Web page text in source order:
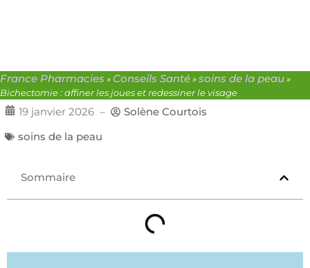
France Pharmacies » Conseils Santé»soins de la peau»
Bichectomie : affiner les joues et redessiner le visage
19 janvier 2026 –
Solène Courtois
soins de la peau
Sommaire